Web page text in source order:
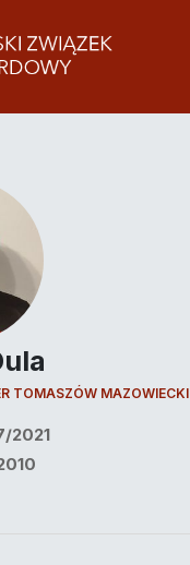
TOMASZÓW MAZOWIECKI
2021